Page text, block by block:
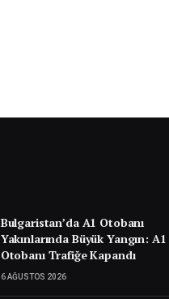
Bulgaristan’da A1 Otobanı
Yakınlarında Büyük Yangın: A1
Otobanı Trafiğe Kapandı
6 AĞUSTOS 2026